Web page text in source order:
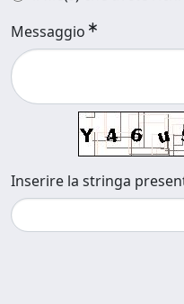
Messaggio
Inserire la stringa